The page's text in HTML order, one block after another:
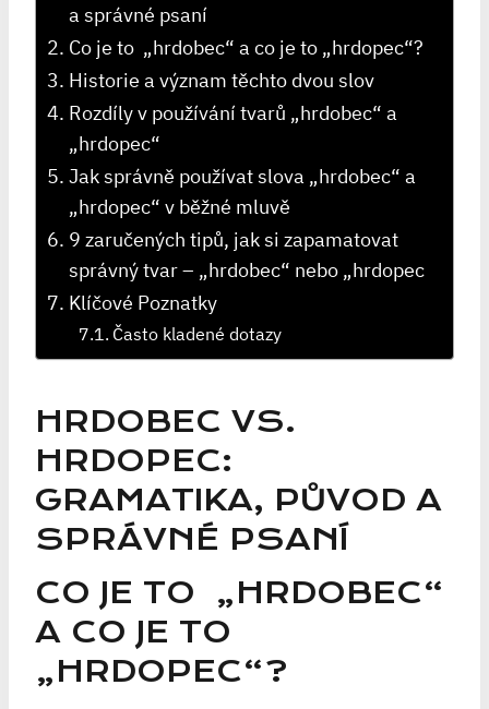
a správné psaní
Co je to ⁣ „hrdobec“ ⁣a co je to „hrdopec“?
Historie a ‌význam těchto dvou slov
Rozdíly v používání tvarů „hrdobec“ a‍
„hrdopec“
Jak správně používat slova „hrdobec“ a⁢
„hrdopec“ v běžné ⁣mluvě
9 zaručených ​tipů, jak si⁢ zapamatovat
správný ⁢tvar – „hrdobec“ ⁤nebo „hrdopec
Klíčové Poznatky
Často kladené dotazy
HRDOBEC VS.
HRDOPEC:
GRAMATIKA, PŮVOD A
SPRÁVNÉ PSANÍ
CO JE TO ⁣ „HRDOBEC“
⁣A CO JE TO
„HRDOPEC“?